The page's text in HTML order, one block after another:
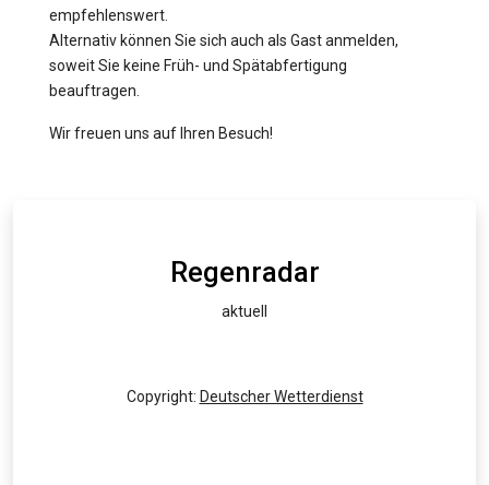
empfehlenswert.
Alternativ können Sie sich auch als Gast anmelden,
soweit Sie keine Früh- und Spätabfertigung
beauftragen.
Wir freuen uns auf Ihren Besuch!
Regenradar
aktuell
Copyright: Deutscher Wetterdienst